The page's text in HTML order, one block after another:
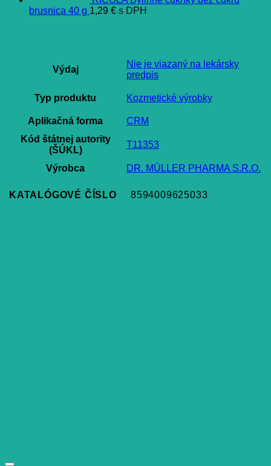
brusnica 40 g 1,29 € s DPH
Výdaj
Nie je viazaný na lekársky
predpis
Typ produktu Kozmetické výrobky
Aplikačná forma
CRM
Kód štátnej autority
(ŠÚKL)
T11353
Výrobca DR. MÜLLER PHARMA S.R.O.
KATALÓGOVÉ ČÍSLO 8594009625033